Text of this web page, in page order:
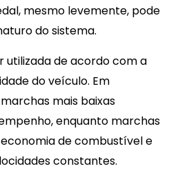
mesmo levemente, pode
do sistema.
utilizada de acordo com a
do veículo. Em
mais baixas
enquanto marchas
de combustível e
constantes.